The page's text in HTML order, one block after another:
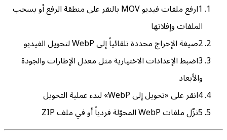
1
ارفع ملفات فيديو MOV بالنقر على منطقة الرفع أو بسحب
الملفات وإفلاتها
2صيغة الإخراج محددة تلقائياً إلى WebP لتحويل الفيديو
3اضبط الإعدادات الاختيارية مثل معدل الإطارات والجودة
والأبعاد
4انقر على «تحويل إلى WebP» لبدء عملية التحويل
5نزّل ملفات WebP المحوّلة فردياً أو في ملف ZIP